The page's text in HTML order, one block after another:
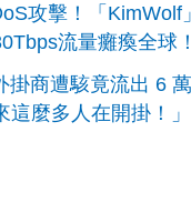
攻擊！「KimWolf
流量癱瘓全球！
掛商遭駭竟流出 6
麼多人在開掛！」